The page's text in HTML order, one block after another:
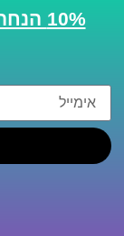
10% הנחה בקנייה הבאה